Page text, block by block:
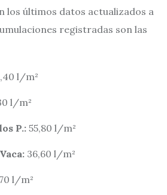
los últimos datos actualizados a
registradas son las
l/m²
l/m²
P.: 55,80 l/m²
36,60 l/m²
l/m²